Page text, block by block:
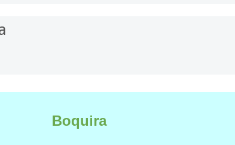
Boquira